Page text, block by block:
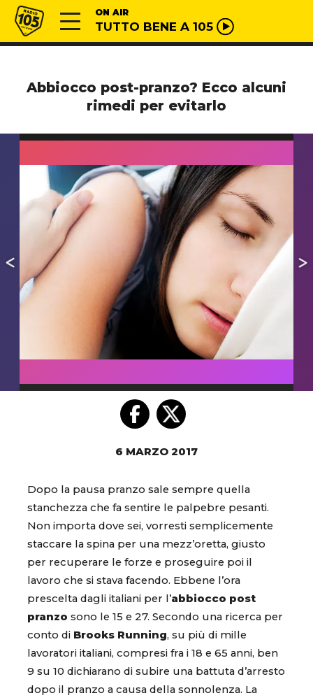
Vai al contenuto
Radio 105 ON AIR
TUTTO BENE A 105
Abbiocco post-pranzo? Ecco alcuni
rimedi per evitarlo
6 MARZO 2017
Dopo la pausa pranzo sale sempre quella
stanchezza che fa sentire le palpebre pesanti.
Non importa dove sei, vorresti semplicemente
staccare la spina per una mezz’oretta, giusto
per recuperare le forze e proseguire poi il
lavoro che si stava facendo. Ebbene l’ora
prescelta dagli italiani per l’abbiocco post
pranzo sono le 15 e 27. Secondo una ricerca per
conto di Brooks Running, su più di mille
lavoratori italiani, compresi fra i 18 e 65 anni, ben
9 su 10 dichiarano di subire una battuta d’arresto
dopo il pranzo a causa della sonnolenza. La